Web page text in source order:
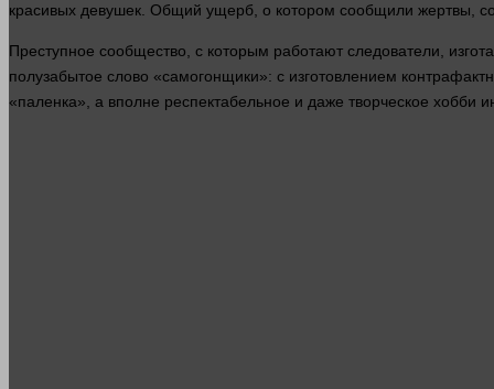
красивых девушек. Общий ущерб, о котором сообщили жертвы ,
Преступное сообщество, с которым работают следователи,
полузабытое слово «самогонщики»: с изготовлением
«паленка», а вполне респектабельное и даже творческое хобби